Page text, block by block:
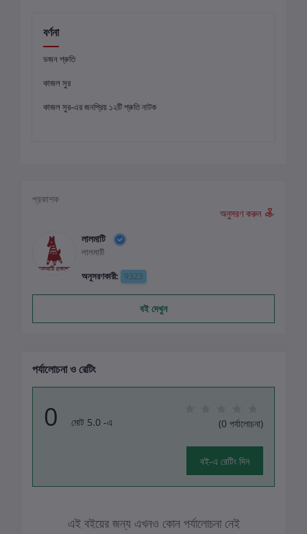
বর্ণনা
ডজন শ্রুতি
কাজল সুর
কাজল সুর-এর জনপ্রিয় ১২টি শ্রুতি নাটক
প্রকাশক
অনুসরণ করুন
লালমাটি
লালমাটি
অনুসরণকারী: 9323
বই দেখুন
পর্যালোচনা ও রেটিং
0 মোট 5.0 -এ (0 পর্যালোচনা)
বই-এ রেটিং দিন
এই বইয়ের জন্য এখনও কোন পর্যালোচনা নেই